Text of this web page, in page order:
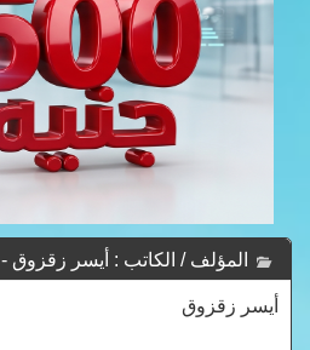
المؤلف / الكاتب : أيسر زقزوق - Aser-Zaqzouq
أيسر زقزوق